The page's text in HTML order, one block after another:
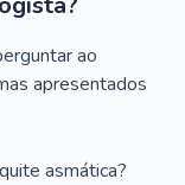
ao
apresentados
asmática?